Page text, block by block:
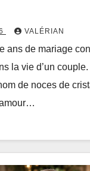
VALÉRIAN
ans de mariage
la vie d’un
de noces de